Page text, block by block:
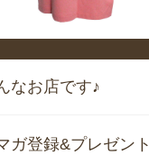
なお店です♪
ガ登録&プレゼント